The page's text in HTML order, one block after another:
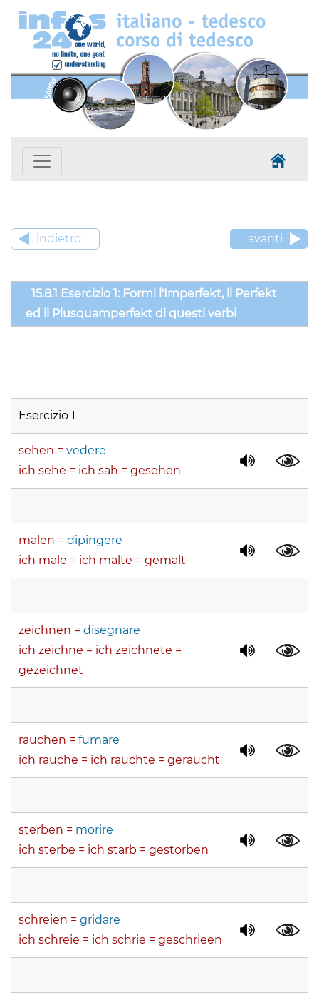
indietro avanti
15.8.1 Esercizio 1: Formi l'Imperfekt, il Perfekt
ed il Plusquamperfekt di questi verbi
Esercizio 1
sehen = vedere
ich sehe = ich sah = gesehen
malen = dipingere
ich male = ich malte = gemalt
zeichnen = disegnare
ich zeichne = ich zeichnete =
gezeichnet
rauchen = fumare
ich rauche = ich rauchte = geraucht
sterben = morire
ich sterbe = ich starb = gestorben
schreien = gridare
ich schreie = ich schrie = geschrieen